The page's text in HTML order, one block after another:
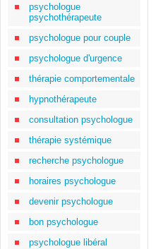
psychologue
psychothérapeute
psychologue pour couple
psychologue d'urgence
thérapie comportementale
hypnothérapeute
consultation psychologue
thérapie systémique
recherche psychologue
horaires psychologue
devenir psychologue
bon psychologue
psychologue libéral